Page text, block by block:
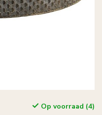
Op voorraad (4)